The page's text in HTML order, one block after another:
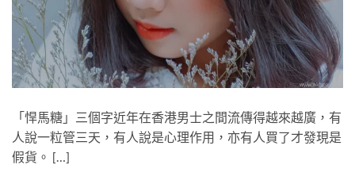
「悍馬糖」三個字近年在香港男士之間流傳得越來越廣，有
人說一粒管三天，有人說是心理作用，亦有人買了才發現是
假貨。 […]